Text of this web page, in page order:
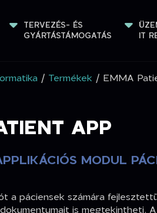
TERVEZÉS- ÉS
GYÁRTÁSTÁMOGATÁS IT
/ Termékek / EMMA
APP
MODUL
a páciensek számára
is megtekintheti.